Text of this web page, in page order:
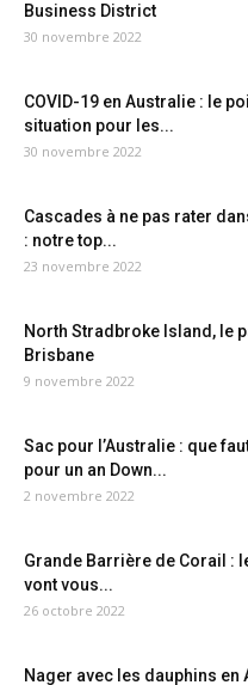
Business District
30 novembre 2022
COVID-19 en Australie : le
situation pour les...
30 novembre 2022
Cascades à ne pas rater
: notre top...
23 novembre 2022
North Stradbroke Island, le
Brisbane
9 novembre 2022
Sac pour l’Australie : que
pour un an Down...
2 novembre 2022
Grande Barrière de Corail :
vont vous...
26 octobre 2022
Nager avec les dauphins en